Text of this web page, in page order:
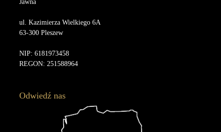
Jawna
ul. Kazimierza Wielkiego 6A
63-300 Pleszew
NIP: 6181973458
REGON: 251588964
Odwiedź nas